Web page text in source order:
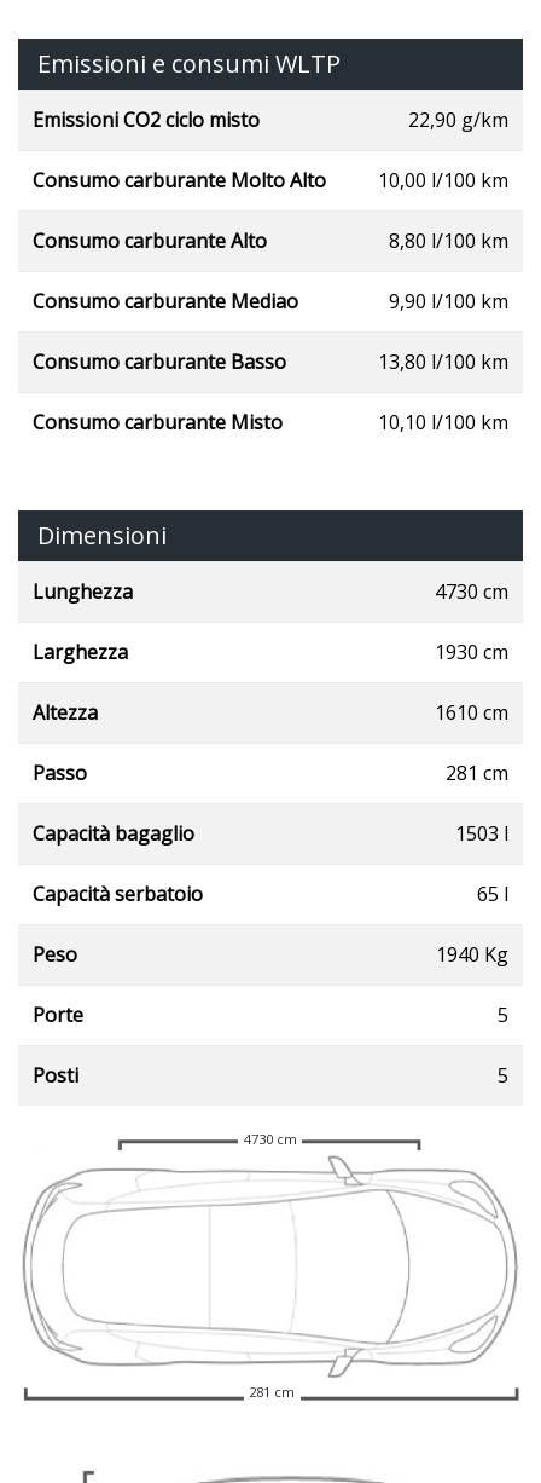
Emissioni e consumi WLTP
Emissioni CO2 ciclo misto 22,90 g/km
Consumo carburante Molto Alto 10,00 l/100 km
Consumo carburante Alto 8,80 l/100 km
Consumo carburante Mediao 9,90 l/100 km
Consumo carburante Basso 13,80 l/100 km
Consumo carburante Misto 10,10 l/100 km
Dimensioni
Lunghezza 4730 cm
Larghezza 1930 cm
Altezza 1610 cm
Passo 281 cm
Capacità bagaglio 1503 l
Capacità serbatoio 65 l
Peso 1940 Kg
Porte 5
Posti 5
4730 cm
281 cm